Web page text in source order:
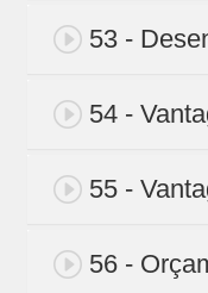
53 -
54 -
55 -
56 -